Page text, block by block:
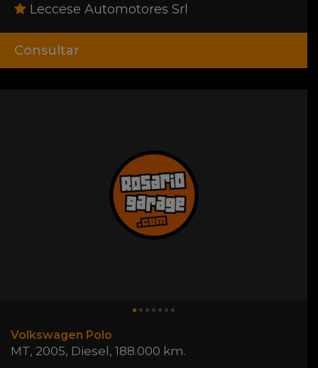
Leccese Automotores Srl
Consultar
Volkswagen Polo
MT, 2005, Diesel , 188.000 km.